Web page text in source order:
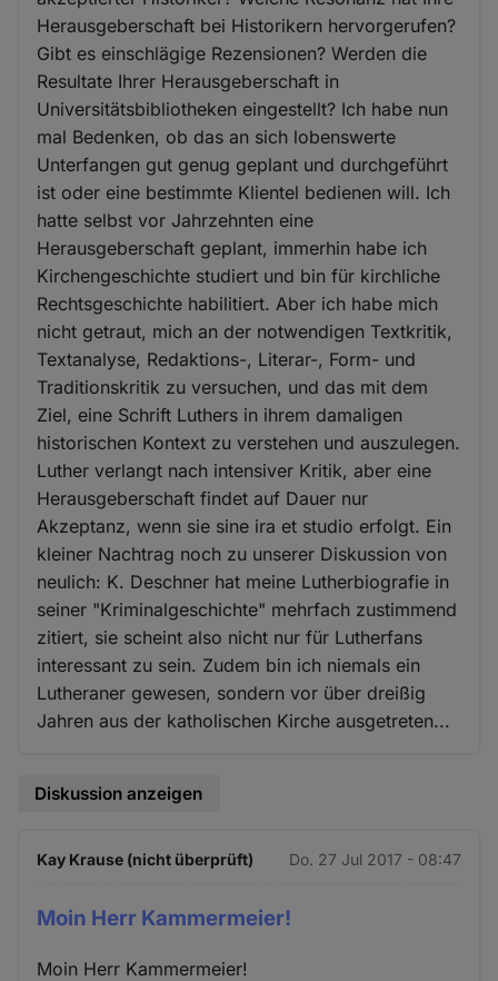
Herausgeberschaft bei Historikern hervorgerufen?
Gibt es einschlägige Rezensionen? Werden die
Resultate Ihrer Herausgeberschaft in
Universitätsbibliotheken eingestellt? Ich habe nun
mal Bedenken, ob das an sich lobenswerte
Unterfangen gut genug geplant und durchgeführt
ist oder eine bestimmte Klientel bedienen will. Ich
hatte selbst vor Jahrzehnten eine
Herausgeberschaft geplant, immerhin habe ich
Kirchengeschichte studiert und bin für kirchliche
Rechtsgeschichte habilitiert. Aber ich habe mich
nicht getraut, mich an der notwendigen Textkritik,
Textanalyse, Redaktions-, Literar-, Form- und
Traditionskritik zu versuchen, und das mit dem
Ziel, eine Schrift Luthers in ihrem damaligen
historischen Kontext zu verstehen und auszulegen.
Luther verlangt nach intensiver Kritik, aber eine
Herausgeberschaft findet auf Dauer nur
Akzeptanz, wenn sie sine ira et studio erfolgt. Ein
kleiner Nachtrag noch zu unserer Diskussion von
neulich: K. Deschner hat meine Lutherbiografie in
seiner "Kriminalgeschichte" mehrfach zustimmend
zitiert, sie scheint also nicht nur für Lutherfans
interessant zu sein. Zudem bin ich niemals ein
Lutheraner gewesen, sondern vor über dreißig
Jahren aus der katholischen Kirche ausgetreten...
Diskussion anzeigen
Kay Krause (nicht überprüft) Do. 27 Jul 2017 - 08:47
Moin Herr Kammermeier!
Moin Herr Kammermeier!